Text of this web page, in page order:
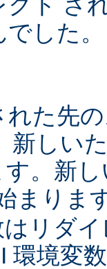
した。
れた先
新しい
。新
まりま
リダ
環境変